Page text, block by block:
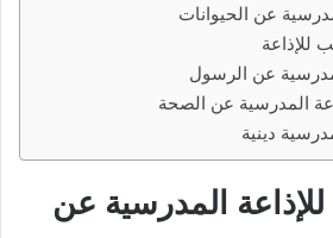
عن الحيوانات
للإذاعة
عن الرسول
المدرسية عن الصحة
دينية
المدرسية عن